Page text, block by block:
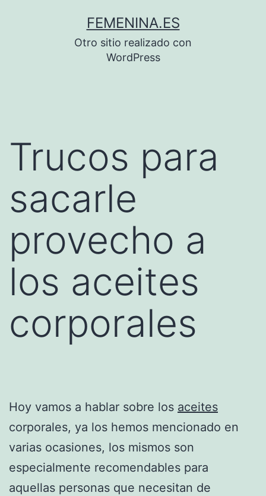
FEMENINA.ES
Otro sitio realizado con
WordPress
Trucos para
sacarle
provecho a
los aceites
corporales
Hoy vamos a hablar sobre los aceites
corporales, ya los hemos mencionado en
varias ocasiones, los mismos son
especialmente recomendables para
aquellas personas que necesitan de